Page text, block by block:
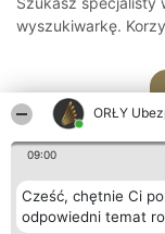
ORŁY
09:00
Cześć, chętnie Ci
odpowiedni temat
wyszukiwarkę.